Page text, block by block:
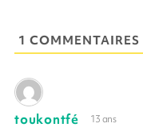
1 COMMENTAIRES
toukontfé 13 ans